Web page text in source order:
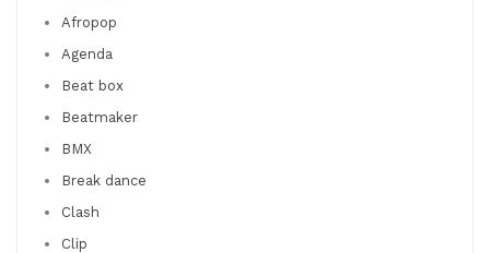
Afropop
Agenda
Beat box
Beatmaker
BMX
Break dance
Clash
Clip